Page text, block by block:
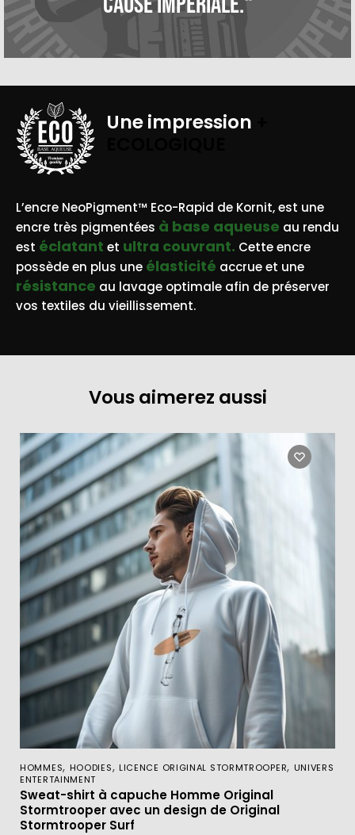
BASE AQUEUSE
Une impression
L’encre NeoPigment™ Eco-Rapid de Kornit, est une
encre très pigmentées à base aqueuse au rendu
est éclatant et ultra couvrant. Cette encre
possède en plus une élasticité accrue et une
résistance au lavage optimale afin de préserver
vos textiles du vieillissement.
Vous aimerez aussi
HOMMES, HOODIES, LICENCE ORIGINAL STORMTROOPER, UNIVERS
ENTERTAINMENT
Sweat-shirt à capuche Homme Original
Stormtrooper avec un design de Original
Stormtrooper Surf